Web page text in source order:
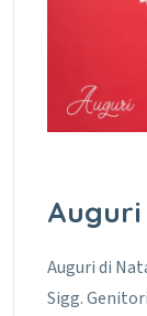
Auguri di
Sigg.